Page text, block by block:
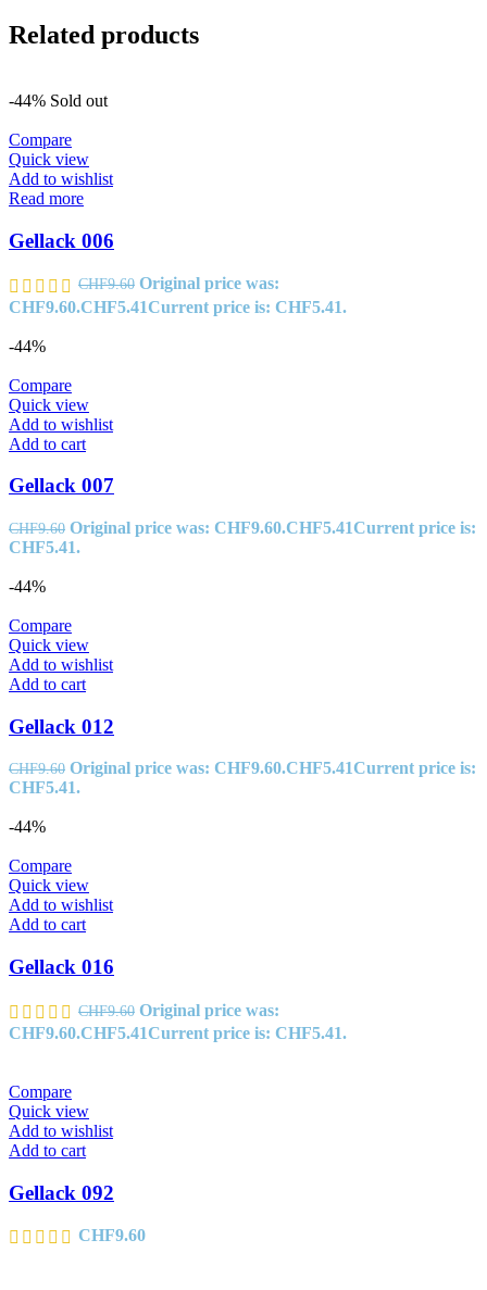
Related products
-44% Sold out
Compare
Quick view
Add to wishlist
Read more
Gellack 006
CHF9.60 Original price was:
CHF9.60.CHF5.41Current price is: CHF5.41.
-44%
Compare
Quick view
Add to wishlist
Add to cart
Gellack 007
CHF9.60 Original price was: CHF9.60.CHF5.41Current price is:
CHF5.41.
-44%
Compare
Quick view
Add to wishlist
Add to cart
Gellack 012
CHF9.60 Original price was: CHF9.60.CHF5.41Current price is:
CHF5.41.
-44%
Compare
Quick view
Add to wishlist
Add to cart
Gellack 016
CHF9.60 Original price was:
CHF9.60.CHF5.41Current price is: CHF5.41.
Compare
Quick view
Add to wishlist
Add to cart
Gellack 092
CHF9.60